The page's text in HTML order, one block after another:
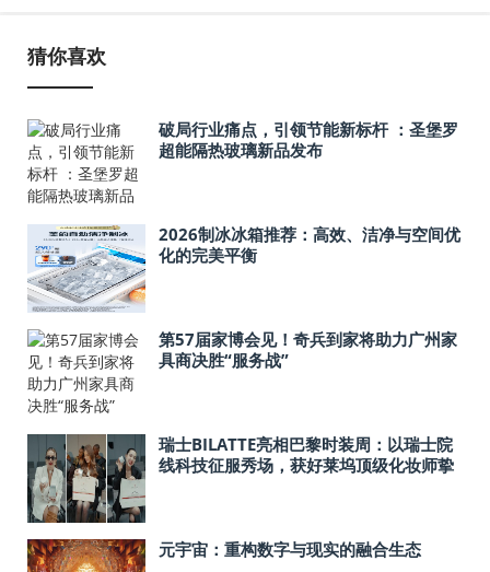
猜你喜欢
破局行业痛点，引领节能新标杆 ：圣堡罗
超能隔热玻璃新品发布
2026制冰冰箱推荐：高效、洁净与空间优
化的完美平衡
第57届家博会见！奇兵到家将助力广州家
具商决胜“服务战”
瑞士BILATTE亮相巴黎时装周：以瑞士院
线科技征服秀场，获好莱坞顶级化妆师挚
元宇宙：重构数字与现实的融合生态